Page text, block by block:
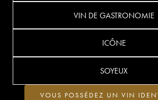
VIN DE GASTRONOMIE
ICÔNE
SOYEUX
VOUS POSSÉDEZ UN VIN